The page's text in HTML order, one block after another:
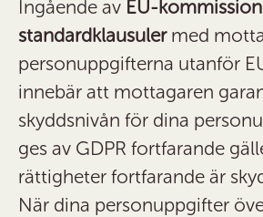
Ingående av EU-
standardklausulermed
personuppgifterna utanför
innebär att mottagaren
skyddsnivån för dina
ges av GDPR fortfarande
rättigheter fortfarande är
När dina personuppgifter